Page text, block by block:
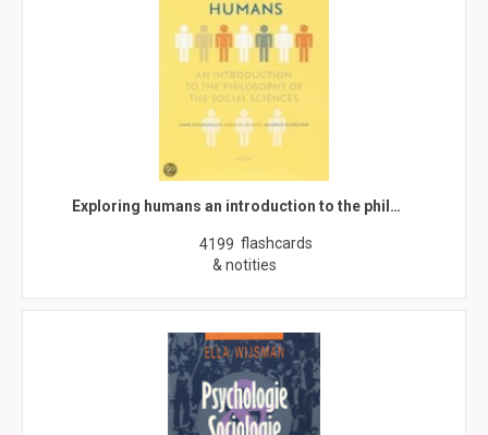
Exploring humans an introduction to the phil…
4199 flashcards
& notities